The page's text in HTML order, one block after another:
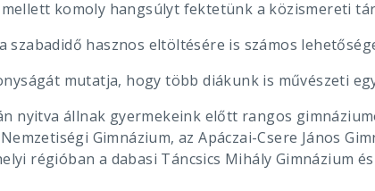
komoly hangsúlyt fektetünk a közismereti
szabadidő hasznos eltöltésére is számos
mutatja, hogy több diákunk is művészeti
nyitva állnak gyermekeink előtt rangos
Gimnázium, az Apáczai-Csere János
régióban a dabasi Táncsics Mihály Gimnázium